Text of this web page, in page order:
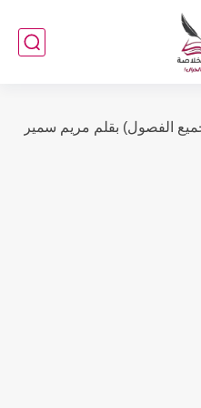
رواية في حضن الغرباء (كاملة جميع الفصول) بقلم أمل عبدالرازق